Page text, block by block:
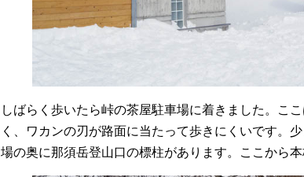
しばらく歩いたら峠の茶屋駐車場に着きました。こ
く、ワカンの刃が路面に当たって歩きにくいです。
場の奥に那須岳登山口の標柱があります。ここから本